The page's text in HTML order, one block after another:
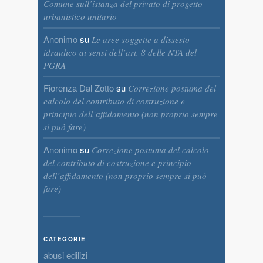
Comune sull’istanza del privato di progetto
urbanistico unitario
Anonimosu Le aree soggette a dissesto
idraulico ai sensi dell’art. 8 delle NTA del
PGRA
Fiorenza Dal Zottosu Correzione postuma del
calcolo del contributo di costruzione e
principio dell’affidamento (non proprio sempre
si può fare)
Anonimosu Correzione postuma del calcolo
del contributo di costruzione e principio
dell’affidamento (non proprio sempre si può
fare)
CATEGORIE
abusi edilizi